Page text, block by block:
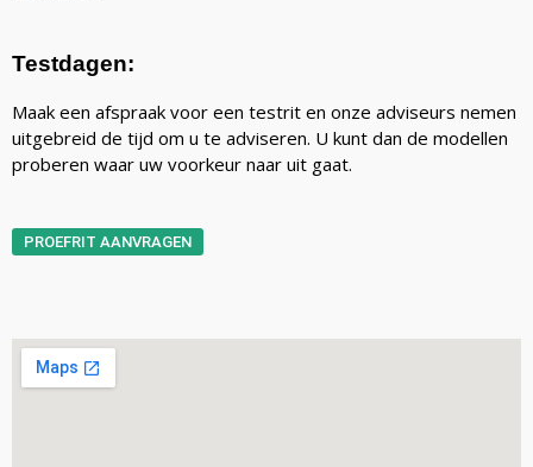
Testdagen:
Maak een afspraak voor een testrit en onze adviseurs nemen
uitgebreid de tijd om u te adviseren. U kunt dan de modellen
proberen waar uw voorkeur naar uit gaat.
PROEFRIT AANVRAGEN